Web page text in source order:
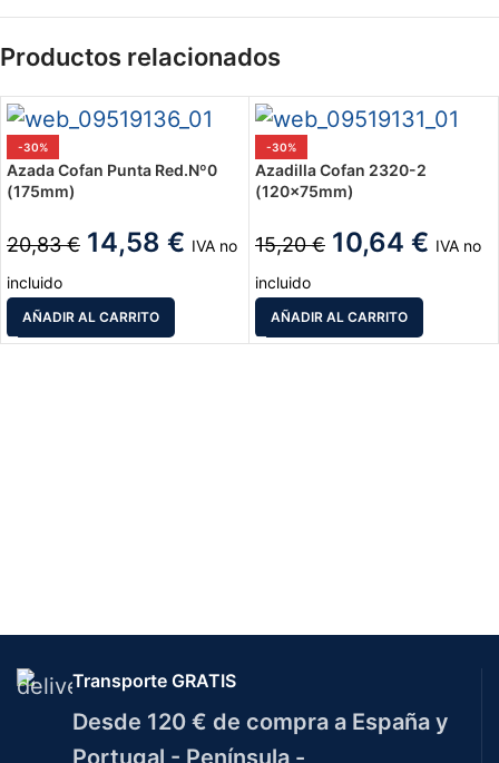
Productos relacionados
-30%
Azada Cofan Punta Red.Nº0
(175mm)
20,83€ 14,58 € IVA no
incluido
AÑADIR AL CARRITO
-30%
Azadilla Cofan 2320-2
(120x75mm)
15,20€ 10,64 € IVA no
incluido
AÑADIR AL CARRITO
Transporte GRATIS
Desde 120 € de compra a España y
Portugal - Península -